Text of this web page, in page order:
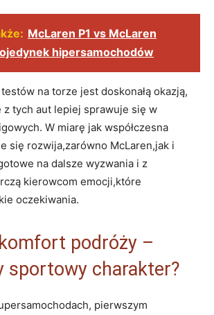
McLaren P1 vs McLaren
hipersamochodów
na torze jest doskonałą okazją,
z tych aut lepiej sprawuje się w
W miarę jak współczesna
się rozwija,zarówno McLaren,jak i
na dalsze wyzwania i z
kierowcom emocji,które
oczekiwania.
podróży –
sportowy charakter?
pierwszym